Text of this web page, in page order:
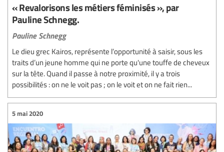
« Revalorisons les métiers féminisés », par
Pauline Schnegg.
Pauline Schnegg
Le dieu grec Kairos, représente l’opportunité à saisir, sous les
traits d’un jeune homme qui ne porte qu'une touffe de cheveux
sur la tête. Quand il passe à notre proximité, il y a trois
possibilités : on ne le voit pas ; on le voit et on ne fait rien...
5 mai 2020